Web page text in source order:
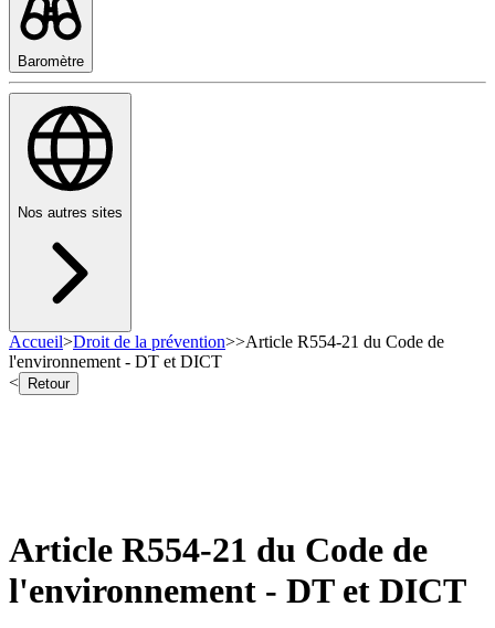
Baromètre
Nos autres sites
Accueil>Droit de la prévention>>Article R554-21 du Code de
l'environnement - DT et DICT
<
Retour
Article R554-21 du Code de
l'environnement - DT et DICT